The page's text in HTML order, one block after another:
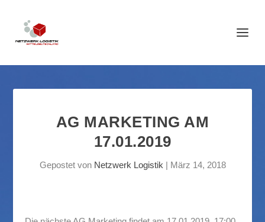
AG MARKETING AM
17.01.2019
Gepostet von Netzwerk Logistik | März 14, 2018